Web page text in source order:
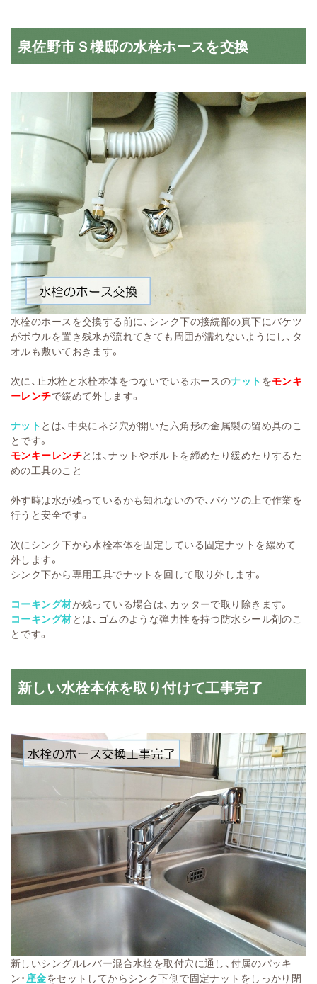
泉佐野市Ｓ様邸の水栓ホースを交換
水栓のホースを交換する前に、シンク下の接続部の真下にバケツ
がボウルを置き残水が流れてきても周囲が濡れないようにし、タ
オルも敷いておきます。
次に、止水栓と水栓本体をつないでいるホースのナット をモンキ
ーレンチで緩めて外します。
ナット とは、中央にネジ穴が開いた六角形の金属製の留め具のこ
とです。
モンキーレンチとは、ナットやボルトを締めたり緩めたりするた
めの工具のこと
外す時は水が残っているかも知れないので、バケツの上で作業を
行うと安全です。
次にシンク下から水栓本体を固定している固定ナットを緩めて
外します。
シンク下から専用工具でナットを回して取り外します。
コーキング材が残っている場合は、カッターで取り除きます。
コーキング材とは、ゴムのような弾力性を持つ防水シール剤のこ
とです。
新しい水栓本体を取り付けて工事完了
新しいシングルレバー混合水栓を取付穴に通し、付属のパッキ
ン・ 座金をセットしてからシンク下側で固定ナットをしっかり閉